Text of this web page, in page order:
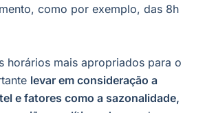
como por exemplo, das 8h
horários mais apropriados para o
levar em consideração a
e fatores como a sazonalidade,